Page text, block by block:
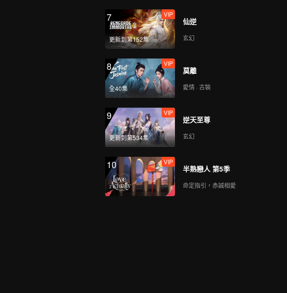
7
更新到第152集
VIP
仙逆
玄幻
8
全40集
VIP
莫離
愛情 · 古裝
9
更新到第534集
VIP
逆天至尊
玄幻
10 VIP
半熟戀人 第5季
命定指引，赤誠相愛